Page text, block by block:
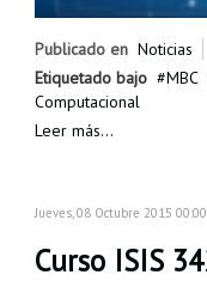
Publicado en Noticias
Etiquetado bajo
MBC
Computacional
Leer más...
Jueves, 08 Octubre 2015 00:00
Curso ISIS